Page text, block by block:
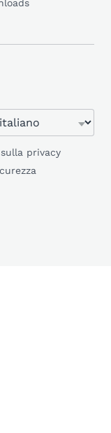
privacy